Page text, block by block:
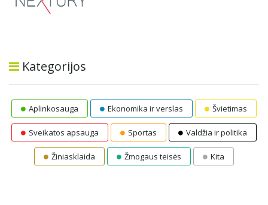
Kategorijos
Aplinkosauga Ekonomika ir verslas Švietimas
Sveikatos apsauga Sportas Valdžia ir politika
Žiniasklaida Žmogaus teisės Kita